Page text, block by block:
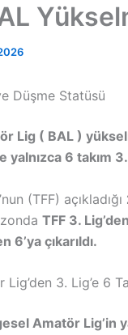
Düşme Statüsü
( BAL )
6 takım
(TFF) açıkladığı
TFF 3.
6’ya çıkarıldı.
3. Lig’e 6
Amatör Lig’in